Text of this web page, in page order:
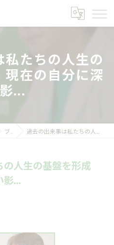
たちの人生の
在の自分に深
...
ブログ 過去の出来事は私たちの人生の基盤を形成し、現在の自分に深い影...
人生の基盤を形成
影...